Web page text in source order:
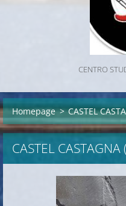
CENTRO
Homepage > CASTEL
CASTEL CASTAGNA